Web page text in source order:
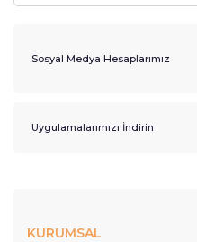
Sosyal Medya Hesaplarımız
Uygulamalarımızı İndirin
KURUMSAL